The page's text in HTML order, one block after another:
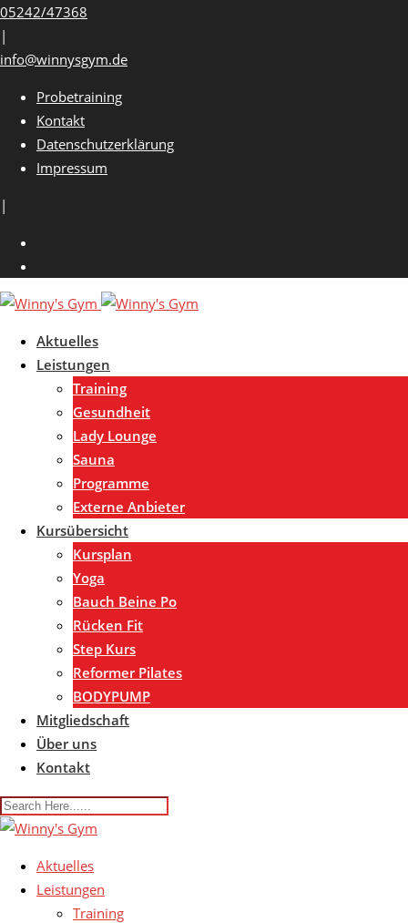
Skip
to
content
05242/47368
|
info@winnysgym.de
Probetraining
Kontakt
Datenschutzerklärung
Impressum
|
Aktuelles
Leistungen
Training
Gesundheit
Lady Lounge
Sauna
Programme
Externe Anbieter
Kursübersicht
Kursplan
Yoga
Bauch Beine Po
Rücken Fit
Step Kurs
Reformer Pilates
BODYPUMP
Mitgliedschaft
Über uns
Kontakt
Aktuelles
Leistungen
Training